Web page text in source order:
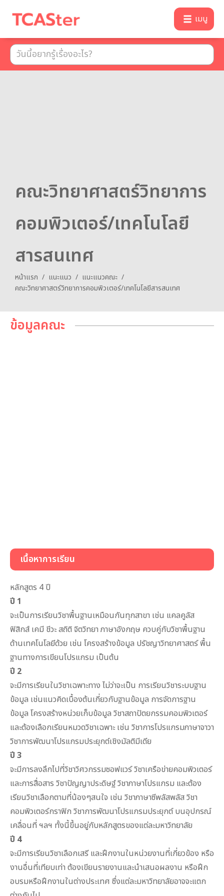
เมนู
คณะวิทยาศาสตร์วิทยาการ
คอมพิวเตอร์/เทคโนโลยี
สารสนเทศ
หน้าแรก / แนะแนว / แนะแนวคณะ /
คณะวิทยาศาสตร์วิทยาการคอมพิวเตอร์/เทคโนโลยีสารสนเทศ
ข้อมูลคณะ
เนื้อหาการเรียน
หลักสูตร 4 ปี
ปี 1
จะเป็นการเรียนวิชาพื้นฐานเหมือนกันทุกสาขา เช่น แคลคูลัส
ฟิสิกส์ เคมี ชีวะ สถิติ จิตวิทยา ภาษาอังกฤษ ควบคู่กับวิชาพื้นฐาน
ด้านเทคโนโลยีด้วย เช่น โครงสร้างข้อมูล ปรัชญาวิทยาศาสตร์ พื้น
ฐานทางการเขียนโปรแกรม เป็นต้น
ปี 2
จะมีการเรียนในวิชาเฉพาะทาง ไม่ว่าจะเป็น การเรียนวิชาระบบฐาน
ข้อมูล เช่นแนวคิดเบื้องต้นเกี่ยวกับฐานข้อมูล การจัดการฐาน
ข้อมูล โครงสร้างหน่วยเก็บข้อมูล วิชาสถาปัตยกรรมคอมพิวเตอร์
และต้องเลือกเรียนหมวดวิชาเฉพาะ เช่น วิชาการโปรแกรมภาษาจาวา
วิชาการพัฒนาโปรแกรมประยุกต์เชิงมัลติมีเดีย
ปี 3
จะมีการลงลึกไปที่วิชาวิศวกรรมซอฟแวร์ วิชาเครือข่ายคอมพิวเตอร์
และการสื่อสาร วิชาปัญญาประดิษฐ์ วิชาภาษาโปรแกรม และต้อง
เรียนวิชาเลือกตามที่น้องๆสนใจ เช่น วิชาภาษาซีพลัสพลัส วิชา
คอมพิวเตอร์กราฟิก วิชาการพัฒนาโปรแกรมประยุกต์ บนอุปกรณ์
เคลื่อนที่ ฯลฯ ทั้งนี้ขึ้นอยู่กับหลักสูตรของแต่ละมหาวิทยาลัย
ปี 4
จะมีการเรียนวิชาเลือกเสรี และฝึกงานในหน่วยงานที่เกี่ยวข้อง หรือ
งานอื่นที่เทียบเท่า ต้องเขียนรายงานและนำเสนอผลงาน หรือฝึก
อบรมหรือฝึกงานในต่างประเทศ ซึ่งแต่ละมหาวิทยาลัยอาจจะแตก